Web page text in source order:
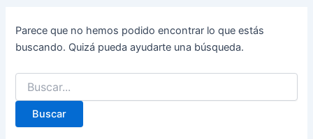
Parece que no hemos podido encontrar lo que estás
buscando. Quizá pueda ayudarte una búsqueda.